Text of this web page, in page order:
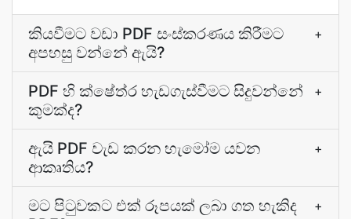
කියවීමට වඩා PDF සංස්කරණය කිරීමට
අපහසු වන්නේ ඇයි?
+
PDF හි ක්ෂේත්ර හැඩගැස්වීමට සිදුවන්නේ
කුමක්ද?
+
ඇයි PDF වැඩ කරන හැමෝම යවන
ආකෘතිය?
+
මට පිටුවකට එක් රූපයක් ලබා ගත හැකිද
+